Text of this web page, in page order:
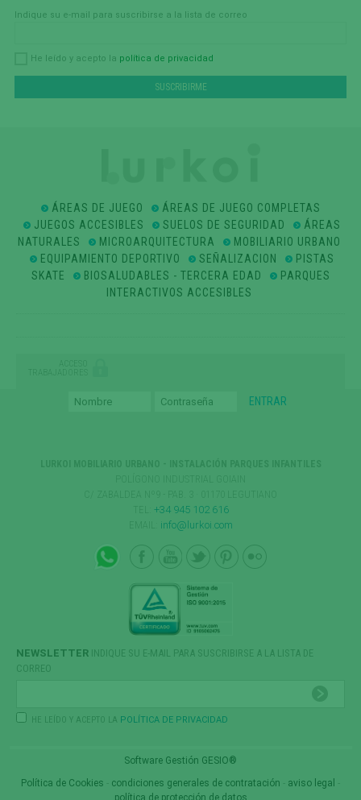
Indique su e-mail para suscribirse a la lista de correo
He leído y acepto la política de privacidad
ÁREAS DE JUEGO
ÁREAS DE JUEGO COMPLETAS
JUEGOS ACCESIBLES
SUELOS DE SEGURIDAD
ÁREAS
NATURALES
MICROARQUITECTURA
MOBILIARIO URBANO
EQUIPAMIENTO DEPORTIVO
SEÑALIZACION
PISTAS
SKATE
BIOSALUDABLES - TERCERA EDAD
PARQUES
INTERACTIVOS ACCESIBLES
ACCESO
TRABAJADORES
+34 945 102 616
info@lurkoi.com
NEWSLETTER INDIQUE SU E-MAIL PARA SUSCRIBIRSE A LA LISTA DE
CORREO
HE LEÍDO Y ACEPTO LA POLÍTICA DE PRIVACIDAD
Software Gestión GESIO®
Política de Cookies
condiciones generales de contratación aviso legal
política de protección de datos